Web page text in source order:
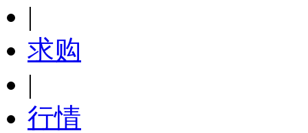
|
求购
|
行情